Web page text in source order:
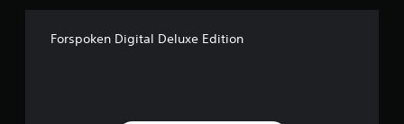
Forspoken Digital Deluxe Edition